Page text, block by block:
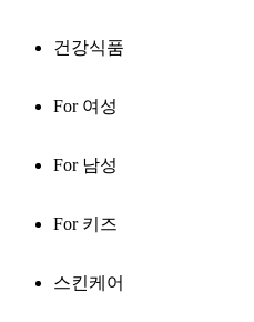
건강식품
For 여성
For 남성
For 키즈
스킨케어